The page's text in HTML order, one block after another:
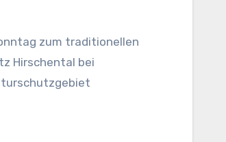
zum traditionellen
Hirschental bei